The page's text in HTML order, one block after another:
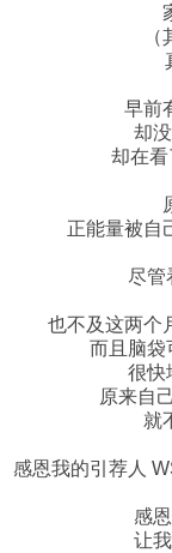
早前
却
却在看
正能量被自
尽管
也不及这两个
而且脑袋
很快
原来自
就
感恩我的引荐人
感
让